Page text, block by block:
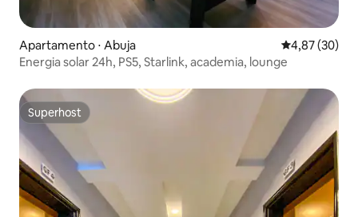
Apartamento ⋅ Abuja 4,87 de uma
4,87 (30)
Energia solar 24h, PS5, Starlink, academia, lounge
Superhost
Superhost